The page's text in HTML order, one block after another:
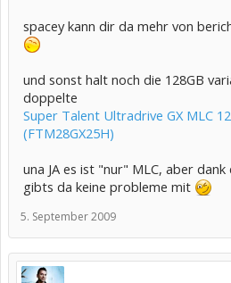
spacey kann dir da mehr von
und sonst halt noch die 128GB
doppelte
Super Talent Ultradrive GX MLC
(FTM28GX25H)
una JA es ist "nur" MLC, aber
gibts da keine probleme mit
5. September 2009